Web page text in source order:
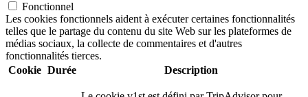
Fonctionnel
Les cookies fonctionnels aident à exécuter certaines fonctionnalités
telles que le partage du contenu du site Web sur les plateformes de
médias sociaux, la collecte de commentaires et d'autres
fonctionnalités tierces.
Cookie Durée Description